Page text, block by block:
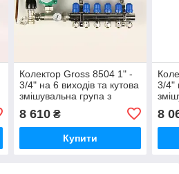
Колектор Gross 8504 1" -
3/4" на 6 виходів та кутова
змішувальна група з
8 610₴
Купити
3/4"
8